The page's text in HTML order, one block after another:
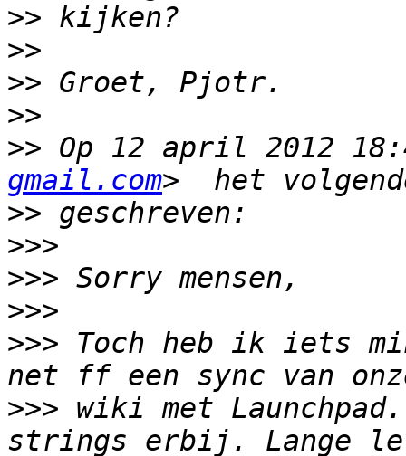
>>
>>
>>
>>
>> Op 12 april 2012
gmail.com
>>
>>>
>>>
>>>
>>> Toch heb ik iets
>>> wiki met